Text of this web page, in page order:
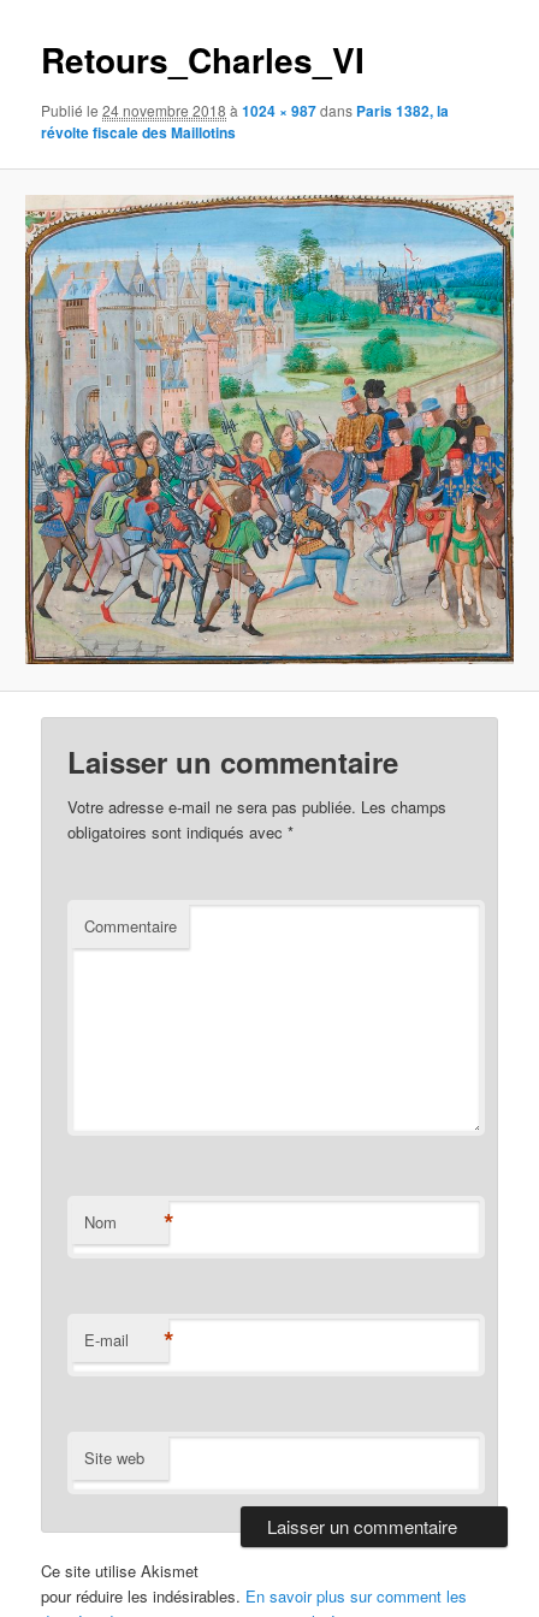
Retours_Charles_VI
Publié le24 novembre 2018 à1024 × 987dans Paris 1382, la
révolte fiscale des Maillotins
Laisser un commentaire
Votre adresse e-mail ne sera pas publiée. Les champs
obligatoires sont indiqués avec*
Commentaire
Nom *
E-mail *
Site web
Ce site utilise Akismet
pour réduire les indésirables. En savoir plus sur comment les